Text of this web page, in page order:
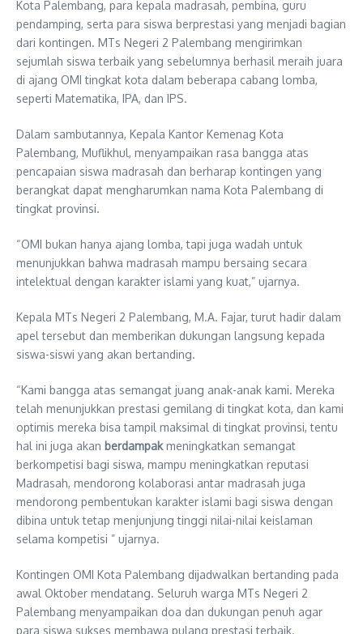
Kota Palembang, para kepala madrasah, pembina, guru
pendamping, serta para siswa berprestasi yang menjadi bagian
dari kontingen. MTs Negeri 2 Palembang mengirimkan
sejumlah siswa terbaik yang sebelumnya berhasil meraih juara
di ajang OMI tingkat kota dalam beberapa cabang lomba,
seperti Matematika, IPA, dan IPS.
Dalam sambutannya, Kepala Kantor Kemenag Kota
Palembang, Muflikhul, menyampaikan rasa bangga atas
pencapaian siswa madrasah dan berharap kontingen yang
berangkat dapat mengharumkan nama Kota Palembang di
tingkat provinsi.
“OMI bukan hanya ajang lomba, tapi juga wadah untuk
menunjukkan bahwa madrasah mampu bersaing secara
intelektual dengan karakter islami yang kuat,” ujarnya.
Kepala MTs Negeri 2 Palembang, M.A. Fajar, turut hadir dalam
apel tersebut dan memberikan dukungan langsung kepada
siswa-siswi yang akan bertanding.
“Kami bangga atas semangat juang anak-anak kami. Mereka
telah menunjukkan prestasi gemilang di tingkat kota, dan kami
optimis mereka bisa tampil maksimal di tingkat provinsi, tentu
hal ini juga akan berdampakmeningkatkan semangat
berkompetisi bagi siswa, mampu meningkatkan reputasi
Madrasah, mendorong kolaborasi antar madrasah juga
mendorong pembentukan karakter islami bagi siswa dengan
dibina untuk tetap menjunjung tinggi nilai-nilai keislaman
selama kompetisi ” ujarnya.
Kontingen OMI Kota Palembang dijadwalkan bertanding pada
awal Oktober mendatang. Seluruh warga MTs Negeri 2
Palembang menyampaikan doa dan dukungan penuh agar
para siswa sukses membawa pulang prestasi terbaik.